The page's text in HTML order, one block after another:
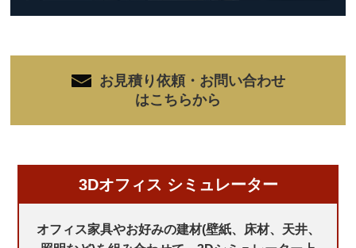
お見積り依頼・お問い合わせ
はこちらから
3Dオフィス シミュレーター
オフィス家具やお好みの建材(壁紙、床材、天井、